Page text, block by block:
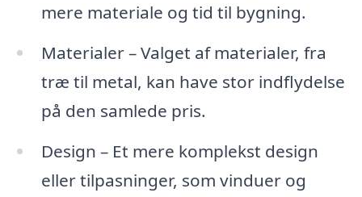
mere materiale og tid til bygning.
Materialer – Valget af materialer, fra
træ til metal, kan have stor indflydelse
på den samlede pris.
Design – Et mere komplekst design
eller tilpasninger, som vinduer og